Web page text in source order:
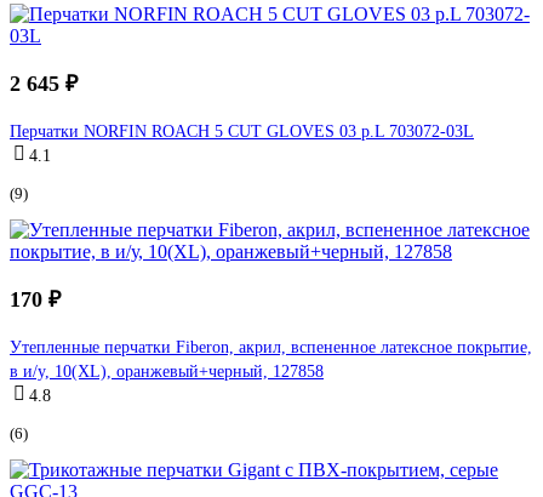
2 645 ₽
Перчатки NORFIN ROACH 5 CUT GLOVES 03 р.L 703072-03L
4.1
(9)
170 ₽
Утепленные перчатки Fiberon, акрил, вспененное латексное покрытие,
в и/у, 10(XL), оранжевый+черный, 127858
4.8
(6)